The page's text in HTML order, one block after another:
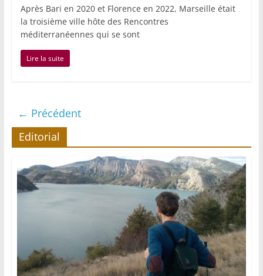
Après Bari en 2020 et Florence en 2022, Marseille était
la troisième ville hôte des Rencontres
méditerranéennes qui se sont
Lire la suite
← Précédent
Editorial